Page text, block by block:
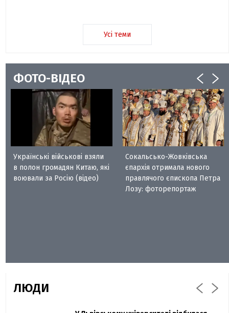
Усі теми
ФОТО-ВІДЕО
Українські військові взяли
в полон громадян Китаю, які
воювали за Росію (відео)
Сокальсько-Жовківська
єпархія отримала нового
правлячого єпископа Петра
Лозу: фоторепортаж
ЛЮДИ